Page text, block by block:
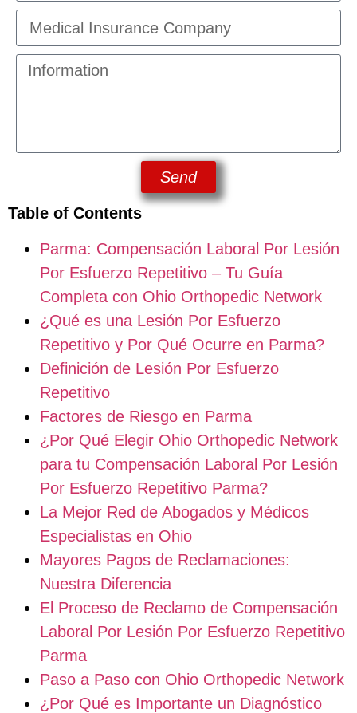
Send
Table of Contents
Parma: Compensación Laboral Por Lesión
Por Esfuerzo Repetitivo – Tu Guía
Completa con Ohio Orthopedic Network
¿Qué es una Lesión Por Esfuerzo
Repetitivo y Por Qué Ocurre en Parma?
Definición de Lesión Por Esfuerzo
Repetitivo
Factores de Riesgo en Parma
¿Por Qué Elegir Ohio Orthopedic Network
para tu Compensación Laboral Por Lesión
Por Esfuerzo Repetitivo Parma?
La Mejor Red de Abogados y Médicos
Especialistas en Ohio
Mayores Pagos de Reclamaciones:
Nuestra Diferencia
El Proceso de Reclamo de Compensación
Laboral Por Lesión Por Esfuerzo Repetitivo
Parma
Paso a Paso con Ohio Orthopedic Network
¿Por Qué es Importante un Diagnóstico